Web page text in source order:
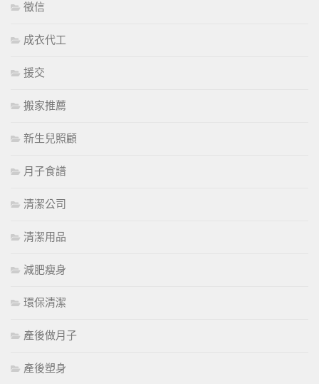
徵信
成衣代工
援交
搬家推薦
新生兒照顧
月子食譜
清潔公司
清潔用品
減肥瘦身
環保清潔
產後做月子
產後塑身